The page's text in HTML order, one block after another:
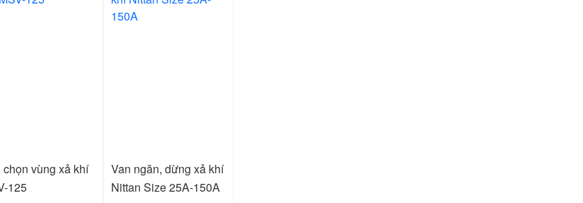
chọn vùng xả khí
125
Van ngăn, dừng xả khí
Nittan Size 25A-150A